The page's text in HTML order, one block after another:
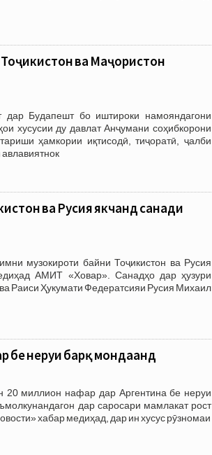
ва Маҷористон
Будапешт бо иштироки намояндагони
хусусии ду давлат Анҷумани соҳибкорони
ҳамкории иқтисодӣ, тиҷоратӣ, ҷалби
ва Русия якчанд санади
музокироти байни Тоҷикистон ва Русия
АМИТ «Ховар». Санадҳо дар ҳузури
Раиси Ҳукумати Федератсияи Русия Михаил
бе неруи барқ мондаанд
миллион нафар дар Аргентина бе неруи
дар саросари мамлакат рост
хабар медиҳад, дар ин хусус рӯзномаи